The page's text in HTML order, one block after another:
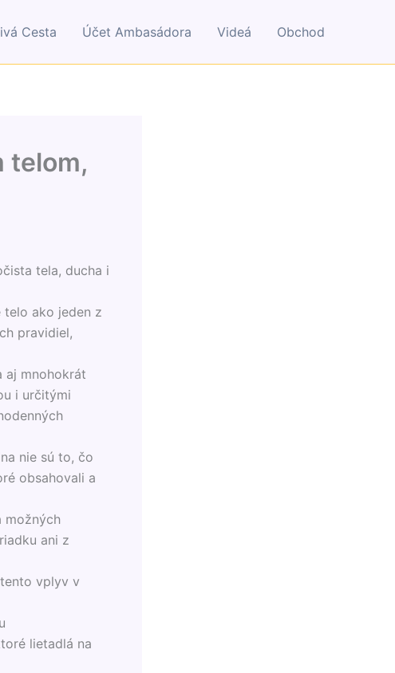
Cesta Účet Ambasádora Videá Obchod
telom,
tela, ducha i
telo ako jeden z
pravidiel,
aj mnohokrát
i určitými
nie sú to, čo
obsahovali a
možných
ani z
vplyv v
lietadlá na